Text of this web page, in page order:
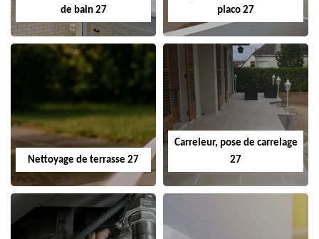
de bain 27
placo 27
Nettoyage de terrasse 27
Carreleur, pose de carrelage
27